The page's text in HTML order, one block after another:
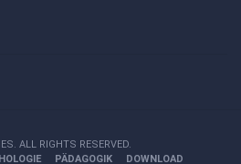
. ALL RIGHTS RESERVED.
PÄDAGOGIK DOWNLOAD